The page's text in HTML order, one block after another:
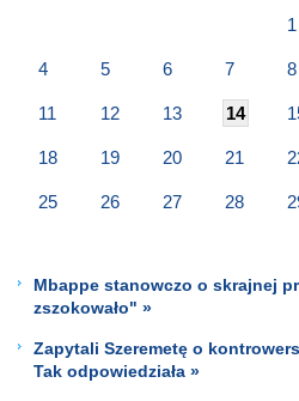
1
4 5 6 7 8
11 12 13 14
18 19 20 21
25 26 27 28
Mbappe stanowczo o skrajnej
zszokowało" »
Zapytali Szeremetę o
Tak odpowiedziała »